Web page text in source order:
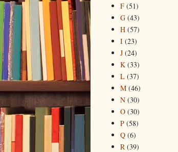
F (51)
G (43)
H (57)
I (23)
J (24)
K (33)
L (37)
M (46)
N (30)
O (30)
P (58)
Q (6)
R (39)